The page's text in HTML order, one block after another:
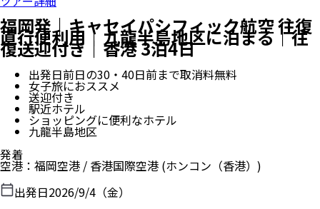
福岡発｜キャセイパシフィック航空 往復
直行便利用｜九龍半島地区に泊まる｜往
復送迎付き｜香港 3泊4日
出発日前日の30・40日前まで取消料無料
女子旅におススメ
送迎付き
駅近ホテル
ショッピングに便利なホテル
九龍半島地区
発着
空港 ： 福岡空港 / 香港国際空港 (ホンコン（香港）)
出発日2026/9/4（金）